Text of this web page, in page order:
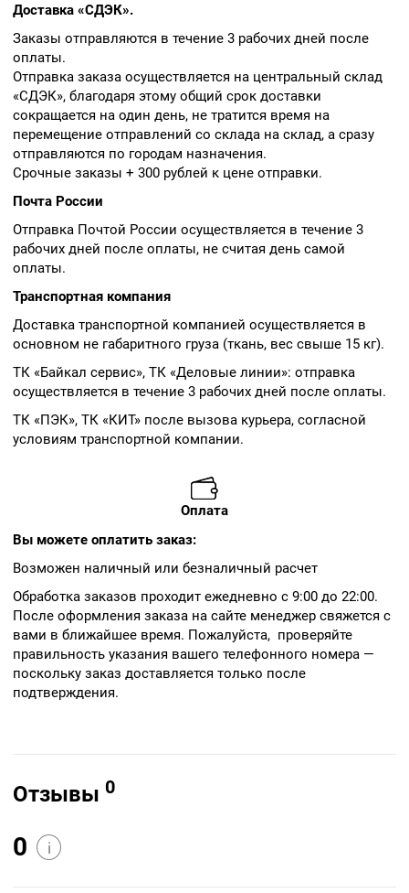
Доставка «СДЭК».
Заказы отправляются в течение 3 рабочих дней после
оплаты.
Отправка заказа осуществляется на центральный склад
«СДЭК», благодаря этому общий срок доставки
сокращается на один день, не тратится время на
перемещение отправлений со склада на склад, а сразу
отправляются по городам назначения.
Срочные заказы + 300 рублей к цене отправки.
Почта России
Отправка Почтой России осуществляется в течение 3
рабочих дней после оплаты, не считая день самой
оплаты.
Транспортная компания
Доставка транспортной компанией осуществляется в
основном не габаритного груза (ткань, вес свыше 15 кг).
ТК «Байкал сервис», ТК «Деловые линии»: отправка
осуществляется в течение 3 рабочих дней после оплаты.
ТК «ПЭК», ТК «КИТ» после вызова курьера, согласной
условиям транспортной компании.
Оплата
Вы можете оплатить заказ:
Возможен наличный или безналичный расчет
Обработка заказов проходит ежедневно с 9:00 до 22:00.
После оформления заказа на сайте менеджер свяжется с
вами в ближайшее время. Пожалуйста, проверяйте
правильность указания вашего телефонного номера —
поскольку заказ доставляется только после
подтверждения.
Отзывы 0
0 i